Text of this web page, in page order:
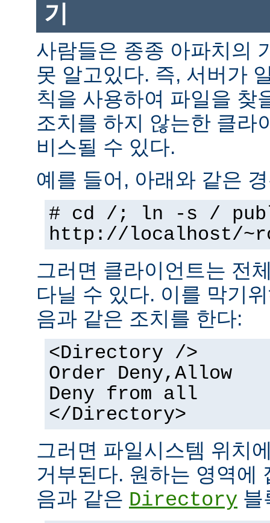
기
사람들은 종종 아파치의
못 알고있다. 즉, 서버가
칙을 사용하여 파일을 찾
조치를 하지 않는한 클라
비스될 수 있다.
예를 들어, 아래와 같은
# cd /; ln -s /
http://localhost/
그러면 클라이언트는 전
다닐 수 있다. 이를 막기
음과 같은 조치를 한다:
<Directory />
Order Deny,Allow
Deny from all
</Directory>
그러면 파일시스템 위치
거부된다. 원하는 영역에
음과 같은 Directory 블